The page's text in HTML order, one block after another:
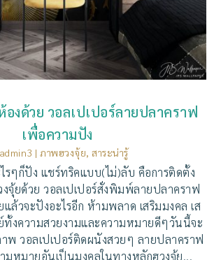
งด้วย วอลเปเปอร์ลายปลาคราฟ
เพื่อความปัง
admin3 |ภาพฮวงจุ้ย,สาระน่ารู้
รๆก็ปัง แชร์ทริคแบบ(ไม่)ลับ คือการติดตั้ง
งจุ้ยด้วย วอลเปเปอร์สั่งพิมพ์ลายปลาคราฟ
ล้วจะปังอะไรอีก ห้ามพลาด เสริมมงคล เส
ทั้งความสวยงามและความหมายดีๆวันนี้จะ
วอลเปเปอร์ติดผนังสวยๆ ลายปลาคราฟ
มหมายอันเป็นมงคลในทางหลักฮวงจุ้ย...